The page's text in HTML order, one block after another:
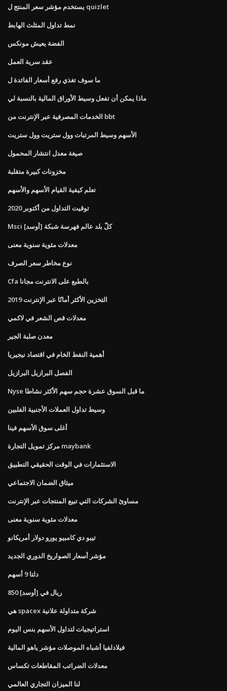
يستخدم مؤشر سعر المنتج ل quizlet
نمط تداول المثلث الهابط
الفضة يعيش مونكس
عقد سرية العمل
ما سوف تغذي رفع أسعار الفائدة ل
ماذا يمكن أن تفعل وسيط الأوراق المالية بالنسبة لي
الخدمات المصرفية عبر الإنترنت من bbt
الأسهم وسيط المرتبات وول ستريت وول ستريت
صيغة معدل انتشار المحمول
مخزونات كبيرة متقلبة
تعلم كيفية القيام الأسهم والأسهم
توقيت التداول من أكتوبر 2020
Msci كلّ بلد عالم فهرسة شبكة [أوسد]
معدلات مئوية سنوية معنى
نوع مخاطر سعر الصرف
Cfa بالطبع على الانترنت مجانا
التخزين الأكثر أمانًا عبر الإنترنت 2019
معدلات قص الشعر في لاكمي
معدن صلبة الجير
أهمية النفط الخام في اقتصاد نيجيريا
الفصل البرازيل البرازيل
Nyse ما قبل السوق عشرة حجم سهم الأكثر نشاطا
وسيط تداول العملات الأجنبية الفلبين
أغلى سوق الأسهم فينا
مركز تمويل التجارة maybank
الاستثمارات في الوقت الحقيقي التطبيق
ميثاق الضمان الاجتماعي
مساوئ الشركات التي تبيع المنتجات عبر الإنترنت
معدلات مئوية سنوية معنى
تيبو دي كامبيو يورو دولار أمريكانو
مؤشر أسعار الصواريخ الدوري الجديد
دلتا 9 أسهم
850 ريال في [أوسد]
هي spacex شركة متداولة علانية
استراتيجيات لتداول الأسهم بنس اليوم
فيلادلفيا أشباه الموصلات مؤشر ياهو المالية
معدلات الضرائب المقاطعات تكساس
لنا الميزان التجاري العالمي